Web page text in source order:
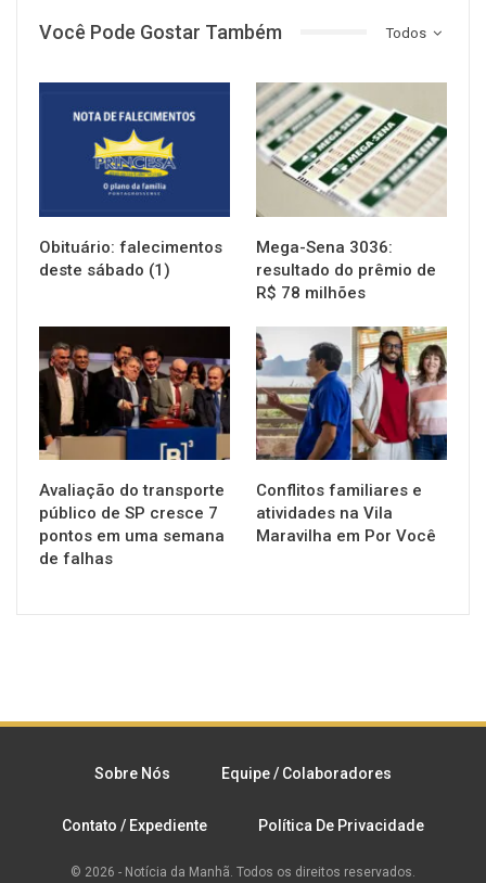
Todos
Você Pode Gostar Também
Obituário: falecimentos
deste sábado (1)
NOTÍCIAS
Mega-Sena 3036:
resultado do prêmio de
R$ 78 milhões
NOTÍCIAS
Avaliação do transporte
público de SP cresce 7
pontos em uma semana
de falhas
Conflitos familiares e
atividades na Vila
Maravilha em Por Você
Sobre Nós Equipe / Colaboradores
Contato / Expediente Política De Privacidade
© 2026 - Notícia da Manhã. Todos os direitos reservados.